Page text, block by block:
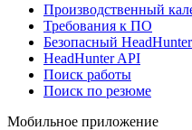
Производственный
Требования к ПО
Безопасный HeadHunter
HeadHunter API
Поиск работы
Поиск по резюме
Мобильное приложение